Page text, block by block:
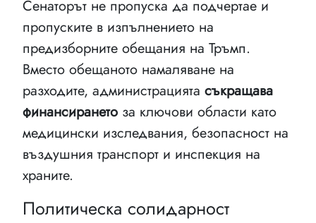
Сенаторът не пропуска да подчертае и
пропуските в изпълнението на
предизборните обещания на Тръмп.
Вместо обещаното намаляване на
разходите, администрацията съкращава
финансирането за ключови области като
медицински изследвания, безопасност на
въздушния транспорт и инспекция на
храните.
Политическа солидарност